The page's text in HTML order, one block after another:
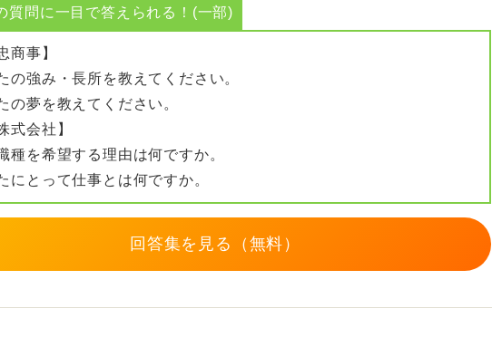
るのか」という具体的な理由を添えることが効果的です。
、その土地に深い愛着があること、家族の事情があること、あるいは
根差した司法サービスに貢献したい」といった、その勤務地でなければ
積極的な理由を、ご自身の言葉で具体的に述べることが重要です。
配置はさまざまな事情で決まりますが、ご自身の熱意や事情をしっかり
努力はすべきでしょう。
質問に一目で答えられる！(一部)
商事】
の強み・長所を教えてください。
の夢を教えてください。
式会社】
種を希望する理由は何ですか。
にとって仕事とは何ですか。
回答集を見る（無料）